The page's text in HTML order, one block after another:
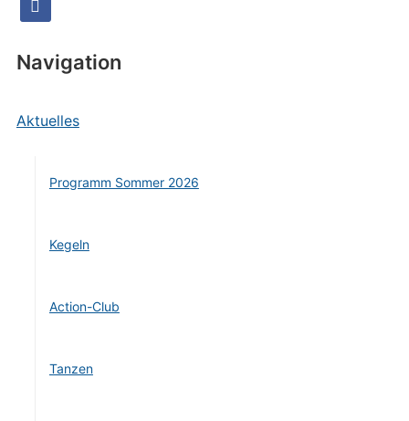
Navigation
Aktuelles
Programm Sommer 2026
Kegeln
Action-Club
Tanzen